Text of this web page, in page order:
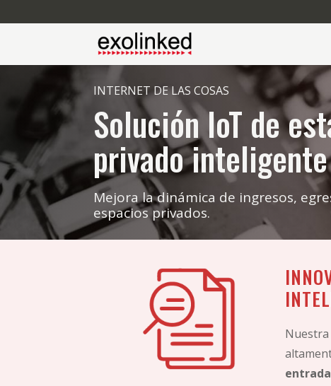
INTERNET DE LAS COSAS
Solución IoT de
privado inteligente
Mejora la dinámica de ingresos,
espacios privados.
Nuestra